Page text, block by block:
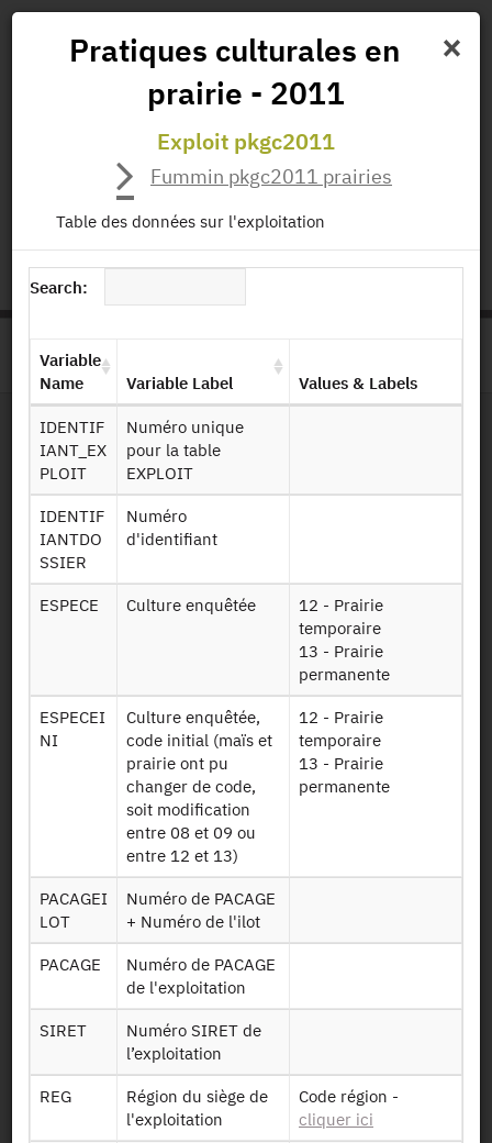
Governance and Missions
status.io EN | FR
HOME > PRODUCT PAGE
File Layout
Persistent Identifier (DOI)
Back to the source
PKPrairie : Grassland cultural
practices - 2011
Other products:2017,2011, 2006, 1998
Authorisation:Statistical Confidentiality Committee
Availability date:03/10/2014
File Layout
×
Pratiques culturales en
prairie - 2011
Exploit pkgc2011
Fummin pkgc2011 prairies
Table des données sur l'exploitation
Search:
Variable
Name
Variable Label Values & Labels
IDENTIF
IANT_EX
PLOIT
Numéro unique
pour la table
EXPLOIT
IDENTIF
IANTDO
SSIER
Numéro
d'identifiant
ESPECE Culture enquêtée
12 - Prairie
temporaire
13 - Prairie
permanente
ESPECEI
NI
Culture enquêtée,
code initial (maïs et
prairie ont pu
changer de code,
soit modification
entre 08 et 09 ou
entre 12 et 13)
12 - Prairie
temporaire
13 - Prairie
permanente
PACAGEI
LOT
Numéro de PACAGE
+ Numéro de l'ilot
PACAGE
Numéro de PACAGE
de l'exploitation
SIRET
Numéro SIRET de
l’exploitation
REG
Région du siège de
l'exploitation
Code région -
cliquer ici